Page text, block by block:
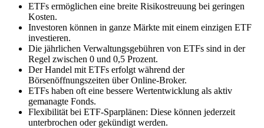
ETFs ermöglichen eine breite Risikostreuung bei geringen
Kosten.
Investoren können in ganze Märkte mit einem einzigen ETF
investieren.
Die jährlichen Verwaltungsgebühren von ETFs sind in der
Regel zwischen 0 und 0,5 Prozent.
Der Handel mit ETFs erfolgt während der
Börsenöffnungszeiten über Online-Broker.
ETFs haben oft eine bessere Wertentwicklung als aktiv
gemanagte Fonds.
Flexibilität bei ETF-Sparplänen: Diese können jederzeit
unterbrochen oder gekündigt werden.